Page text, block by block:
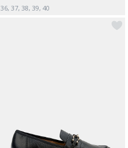
36, 37, 38, 39, 40